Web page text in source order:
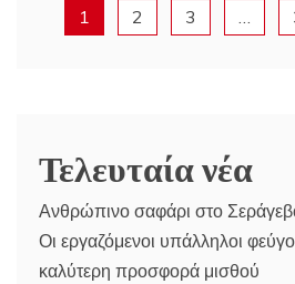
1 2 3 …
Τελευταία νέα
Ανθρώπινο σαφάρι στο
Οι εργαζόμενοι υπάλληλοι
καλύτερη προσφορά μισθού